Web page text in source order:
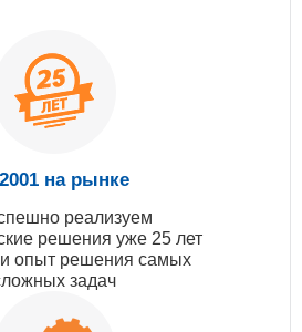
на рынке
реализуем
решения уже 25 лет
опыт решения самых
задач